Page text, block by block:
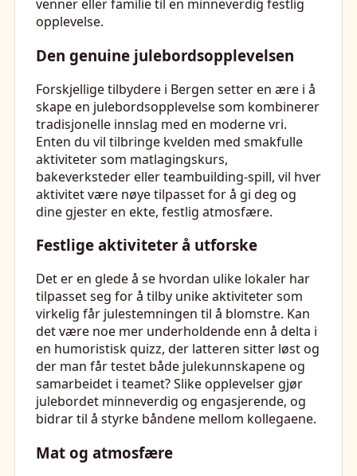
venner eller familie til en minneverdig festlig
opplevelse.
Den genuine julebordsopplevelsen
Forskjellige tilbydere i Bergen setter en ære i å
skape en julebordsopplevelse som kombinerer
tradisjonelle innslag med en moderne vri.
Enten du vil tilbringe kvelden med smakfulle
aktiviteter som matlagingskurs,
bakeverksteder eller teambuilding-spill, vil hver
aktivitet være nøye tilpasset for å gi deg og
dine gjester en ekte, festlig atmosfære.
Festlige aktiviteter å utforske
Det er en glede å se hvordan ulike lokaler har
tilpasset seg for å tilby unike aktiviteter som
virkelig får julestemningen til å blomstre. Kan
det være noe mer underholdende enn å delta i
en humoristisk quizz, der latteren sitter løst og
der man får testet både julekunnskapene og
samarbeidet i teamet? Slike opplevelser gjør
julebordet minneverdig og engasjerende, og
bidrar til å styrke båndene mellom kollegaene.
Mat og atmosfære